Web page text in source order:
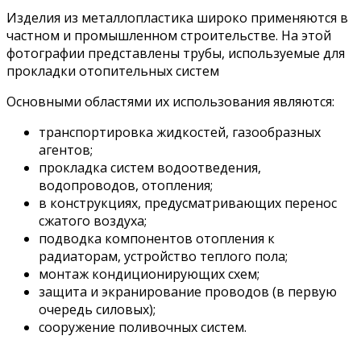
Изделия из металлопластика широко применяются в
частном и промышленном строительстве. На этой
фотографии представлены трубы, используемые для
прокладки отопительных систем
Основными областями их использования являются:
транспортировка жидкостей, газообразных
агентов;
прокладка систем водоотведения,
водопроводов, отопления;
в конструкциях, предусматривающих перенос
сжатого воздуха;
подводка компонентов отопления к
радиаторам, устройство теплого пола;
монтаж кондиционирующих схем;
защита и экранирование проводов (в первую
очередь силовых);
сооружение поливочных систем.